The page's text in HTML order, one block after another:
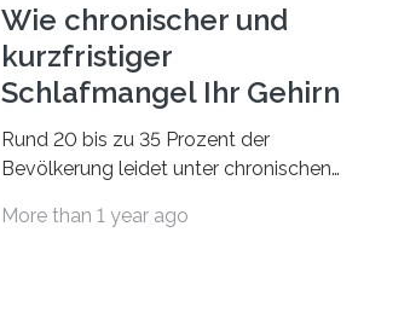
Wie chronischer und
kurzfristiger
Schlafmangel Ihr Gehirn
verändert
Rund 20 bis zu 35 Prozent der
Bevölkerung leidet unter chronischen
sogar die Hälfte aller Menschen. Fast
More than 1 year ago